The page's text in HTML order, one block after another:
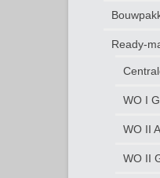
Ready-
WO I
WO II
WO II